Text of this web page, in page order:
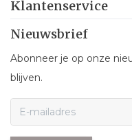
Klantenservice
Nieuwsbrief
Abonneer je op onze
blijven.